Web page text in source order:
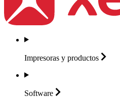
Impresoras y productos
Software